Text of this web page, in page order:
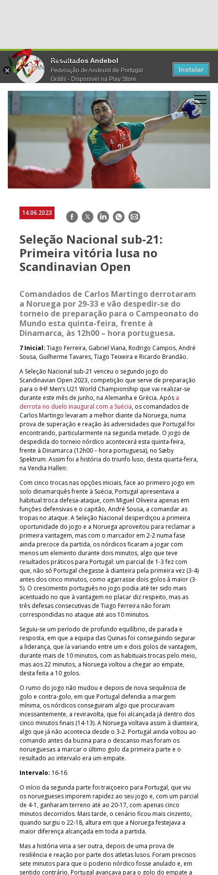
Resultados Andebol
Federação de Andebol de Portugal
Grátis - Disponivel na Play Store
Instalar
14.06.2023 Facebook
TwitterLinkedInWhatsApp
E-
Seleção Nacional sub-21:
Primeira vitória lusa no
Scandinavian Open
Comandados de Carlos Martingo derrotaram
a Noruega por 29-33 e vão despedir-se do
torneio de preparação para o Campeonato do
Mundo esta quinta-feira, frente à
Dinamarca, às 12h00 – hora portuguesa.
7 Inicial: Tiago Ferreira, Gabriel Viana, Rodrigo Campos, André
Sousa, Guilherme Tavares, Tiago Teixeira e Ricardo Brandão.
A Seleção Nacional sub-21 venceu o segundo jogo do
Scandinavian Open 2023, competição que serve de preparação
para o IHF Men’s U21 World Championship que vai realizar-se
durante este mês de junho, na Alemanha e Grécia. Após a
derrota no duelo inaugural com a Suécia, os comandados de
Carlos Martingo levaram a melhor diante da Noruega, numa
prova de superação e reação às adversidades que Portugal foi
encontrando, particularmente na segunda metade. O jogo de
despedida do torneio nórdico acontecerá esta quinta-feira,
frente à Dinamarca (12h00 – hora portuguesa), no Sæby
Spektrum. Assim foi a história do triunfo luso, desta quarta-feira,
na Vendia Hallen:
Com cinco trocas nas opções iniciais, face ao primeiro jogo em
solo dinamarquês frente à Suécia, Portugal apresentava a
habitual troca defesa-ataque, com Miguel Oliveira apenas em
funções defensivas e o capitão, André Sousa, a comandar as
tropas no ataque. A Seleção Nacional desperdiçou a primeira
oportunidade do jogo e a Noruega aproveitou para reclamar a
primeira vantagem, mas com o marcador em 2-2 numa fase
ainda precoce da partida, os nórdicos ficaram a jogar com
menos um elemento durante dois minutos, algo que teve
resultados práticos para Portugal: um parcial de 1-3 fez com
que, não só Portugal chegasse à dianteira pela primeira vez (3-4)
antes dos cinco minutos, como agarrasse dois golos à maior (3-
5). O crescimento português no jogo podia até ter sido mais
acentuado no que à vantagem no placar diz respeito, mas as
três defesas consecutivas de Tiago Ferreira não foram
correspondidas no ataque até aos 10 minutos.
Seguiu-se um período de profundo equilíbrio, de parada e
resposta, em que a equipa das Quinas foi conseguindo segurar
a liderança, que ía variando entre um e dois golos de vantagem,
durante mais de 10 minutos, com as habituais trocas pelo meio,
mas aos 22 minutos, a Noruega voltou a chegar ao empate,
desta feita a 10 golos.
O rumo do jogo não mudou e depois de nova sequência de
golo e contra-golo, em que Portugal defendia a margem
mínima, os nórdicos conseguiram algo que procuravam
incessantemente, a reviravolta, que foi alcançada já dentro dos
cinco minutos finais (14-13). A Noruega voltava assim à dianteira,
algo que já não acontecia desde o 3-2. Portugal ainda voltou ao
comando antes da buzina para o descanso mas foram os
norueguesas a marcar o último golo da primeira parte e o
resultado ao intervalo era um empate.
Intervalo: 16-16
O início da segunda parte foi traiçoeiro para Portugal, que viu
os noruegueses imporem rapidez ao seu jogo e, com um parcial
de 4-1, ganharam terreno até ao 20-17, com apenas cinco
minutos decorridos. Mais tarde, o cenário ficou mais cinzento,
quando surgiu o 22-18, altura em que a Noruega festejava a
maior diferença alcançada em toda a partida.
Mas a história viria a ser outra, depois de uma prova de
resiliência e reação por parte dos atletas lusos. Foram precisos
sete minutos para que o poderio nórdico fosse anulado e, em
sentido contrário, Portugal avançava para o golo do empate a